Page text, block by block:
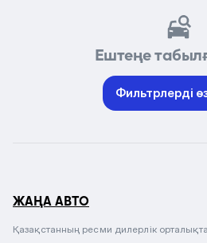
Ештеңе
Фильтрлерді
ЖАҢА АВТО
Қазақстанның ресми дилерлік